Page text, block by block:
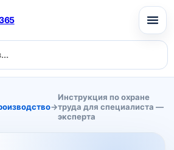
→
Инструкция по охране
труда для специалиста —
эксперта